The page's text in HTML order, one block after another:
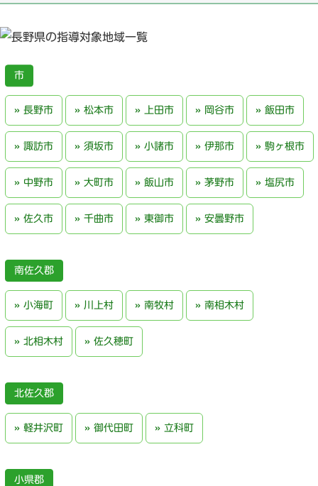
長野市 松本市 上田市 岡谷市 飯田市
諏訪市 須坂市 小諸市 伊那市 駒ヶ根市
中野市 大町市 飯山市 茅野市 塩尻市
佐久市 千曲市 東御市 安曇野市
南佐久郡
小海町 川上村 南牧村 南相木村
北相木村 佐久穂町
北佐久郡
軽井沢町 御代田町 立科町
小県郡